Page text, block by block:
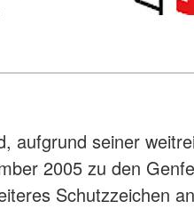
aufgrund seiner
2005 zu den
Schutzzeichen